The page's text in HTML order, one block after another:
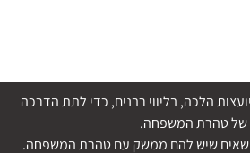
הלכה, בליווי רבנים, כדי לתת הדרכה
של טהרת המשפחה.
שיש להם ממשק עם טהרת המשפחה.